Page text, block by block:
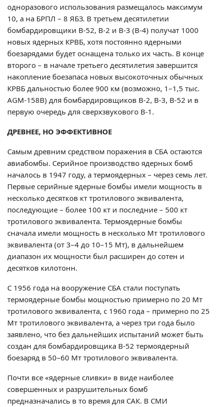
одноразового использования размещалось максимум
10, а на БРПЛ – 8 ЯБЗ. В третьем десятилетии
бомбардировщики В-52, В-2 и В-3 (В-4) получат 1000
новых ядерных КРВБ, хотя постоянно ядерными
боезарядами будет оснащена только их часть. В конце
второго – в начале третьего десятилетия завершится
накопление боезапаса новых высокоточных обычных
КРВБ дальностью более 900 км (возможно, 1–1,5 тыс.
AGM-158B) для бомбардировщиков В-2, В-3, В-52 и в
первую очередь для сверхзвукового В-1.
ДРЕВНЕЕ, НО ЭФФЕКТИВНОЕ
Самым древним средством поражения в СБА остаются
авиабомбы. Серийное производство ядерных бомб
началось в 1947 году, а термоядерных – через семь лет.
Первые серийные ядерные бомбы имели мощность в
несколько десятков кт тротилового эквивалента,
последующие – более 100 кт и последние – 500 кт
тротилового эквивалента. Термоядерные бомбы
сначала имели мощность в несколько Мт тротилового
эквивалента (от 3–4 до 10–15 Мт), в дальнейшем
диапазон их мощности был расширен до сотен и
десятков килотонн.
С 1956 года на вооружение СБА стали поступать
термоядерные бомбы мощностью примерно по 20 Мт
тротилового эквивалента, с 1960 года – примерно по 25
Мт тротилового эквивалента, а через три года было
заявлено, что без дальнейших испытаний может быть
создан для бомбардировщика В-52 термоядерный
боезаряд в 50–60 Мт тротилового эквивалента.
Почти все «ядерные сливки» в виде наиболее
совершенных и разрушительных бомб
предназначались в то время для САК. В СМИ